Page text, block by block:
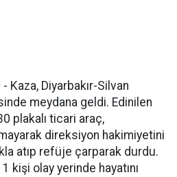
- Kaza, Diyarbakır-Silvan
meydana geldi. Edinilen
plakalı ticari araç,
direksiyon hakimiyetini
atıp refüje çarparak durdu.
kişi olay yerinde hayatını